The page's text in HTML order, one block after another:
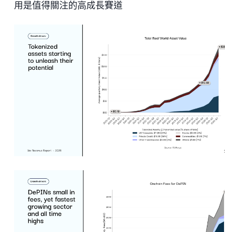
用是值得關注的高成長賽道